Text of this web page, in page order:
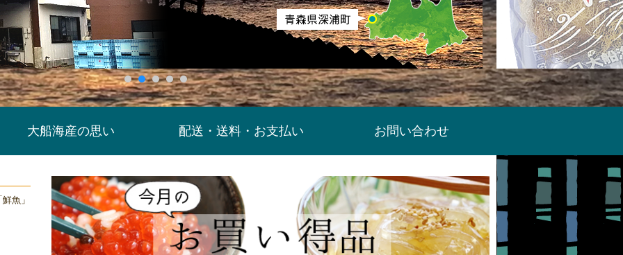
大船海産の思い 配送・送料・お支払い お問い合わせ
魚」